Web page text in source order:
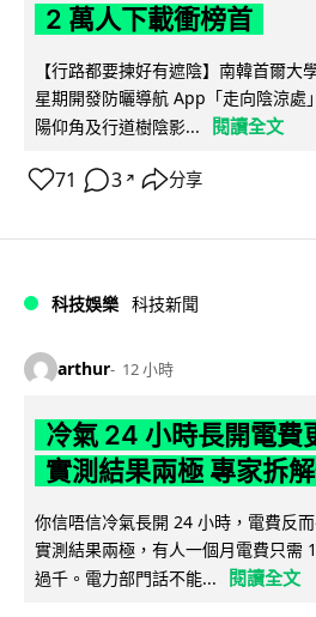
2 萬人下載衝榜首
【行路都要揀好有遮陰】南韓首爾大
星期開發防曬導航 App「走向陰涼處
陽仰角及行道樹陰影...
閱讀全文
71 3 ↗ 分享
科技娛樂 科技新聞
arthur 12 小時
冷氣 24 小時長開電費
實測結果兩極 專家拆
你信唔信冷氣長開 24 小時，電費反
實測結果兩極，有人一個月電費只需
過千。電力部門話不能...
閱讀全文